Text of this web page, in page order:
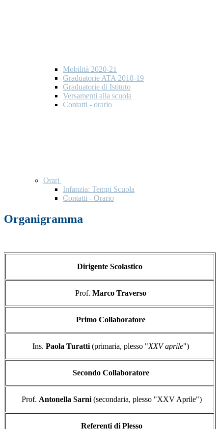
Mobilità 2020-21
Graduatorie ATA 2018-19
Graduatorie di Istituto
Versamenti alla scuola
Contatti - orario
Orari
Infanzia: Tempi Scuola
Contatti - Orario
Organigramma
Dirigente Scolastico
Prof. Marco Traverso
Primo Collaboratore
Ins. Paola Turatti (primaria, plesso "XXV aprile")
Secondo Collaboratore
Prof. Antonella Sarni (secondaria, plesso "XXV Aprile")
Referenti di Plesso